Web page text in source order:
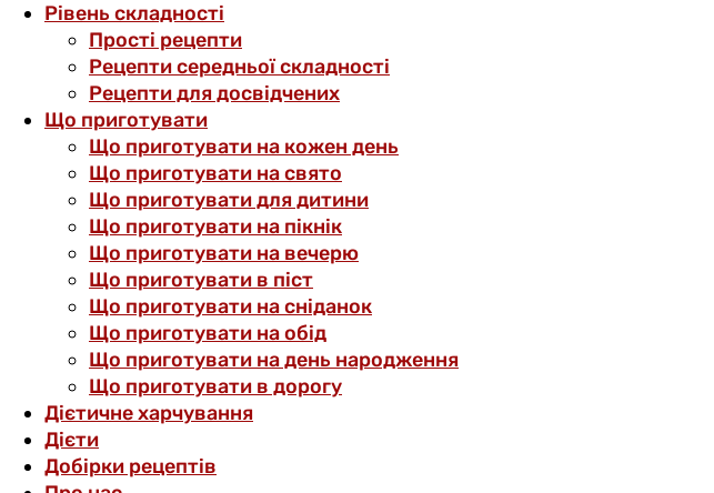
Рівень складності
Прості рецепти
Рецепти середньої складності
Рецепти для досвідчених
Що приготувати
Що приготувати на кожен день
Що приготувати на свято
Що приготувати для дитини
Що приготувати на пікнік
Що приготувати на вечерю
Що приготувати в піст
Що приготувати на сніданок
Що приготувати на обід
Що приготувати на день народження
Що приготувати в дорогу
Дієтичне харчування
Дієти
Добірки рецептів